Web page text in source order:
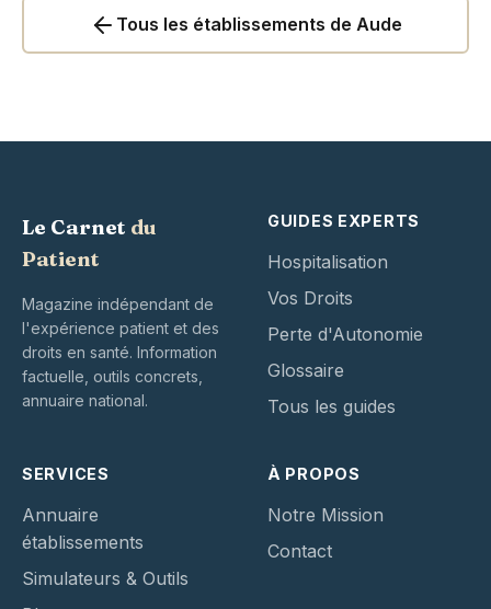
Tous les établissements de Aude
Le Carnet du
Patient
Magazine indépendant de
l'expérience patient et des
droits en santé. Information
factuelle, outils concrets,
annuaire national.
GUIDES EXPERTS
Hospitalisation
Vos Droits
Perte d'Autonomie
Glossaire
Tous les guides
SERVICES
Annuaire
établissements
Simulateurs & Outils
À PROPOS
Notre Mission
Contact